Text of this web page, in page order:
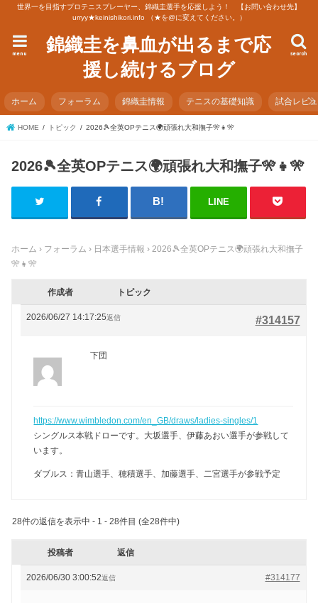
世界一を目指すプロテニスプレーヤー、錦織圭選手を応援しよう！ 【お問い合わせ先】
urryy★keinishikori.info （★を@に変えてください。）
錦織圭を鼻血が出るまで応
援し続けるブログ
search
menu
ホーム フォーラム 錦織圭情報 テニスの基礎知識 試合レビ
HOME トピック 2026🎾全英OPテニス🌍頑張れ大和撫子🎌👧🎌
2026🎾全英OPテニス🌍頑張れ大和撫子🎌👧🎌
LINE
ホーム › フォーラム › 日本選手情報 › 2026🎾全英OPテニス🌍頑張れ大和撫子
🎌👧🎌
作成者 トピック
2026/06/27 14:17:25 #314157
返信
下団
https://www.wimbledon.com/en_GB/draws/ladies-singles/1
シングルス本戦ドローです。大坂選手、伊藤あおい選手が参戦して
います。
ダブルス：青山選手、穂積選手、加藤選手、二宮選手が参戦予定
28件の返信を表示中 - 1 - 28件目 (全28件中)
投稿者 返信
2026/06/30 3:00:52 #314177
返信